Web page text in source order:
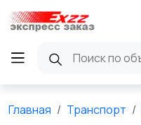
Главная Транспорт